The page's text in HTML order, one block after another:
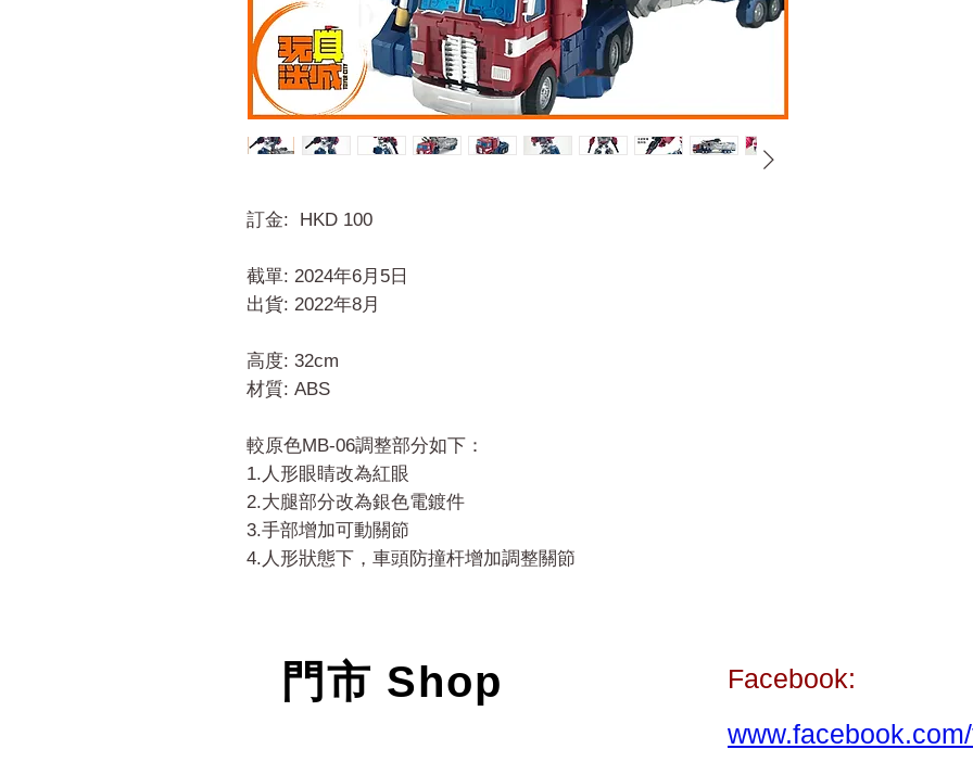
訂金: HKD 100
截單: 2024年6月5日
出貨: 2022年8月
高度: 32cm
材質: ABS
較原色MB-06調整部分如下：
1.人形眼睛改為紅眼
2.大腿部分改為銀色電鍍件
3.手部增加可動關節
4.人形狀態下，車頭防撞杆增加調整關節
門市 Shop
Facebook: